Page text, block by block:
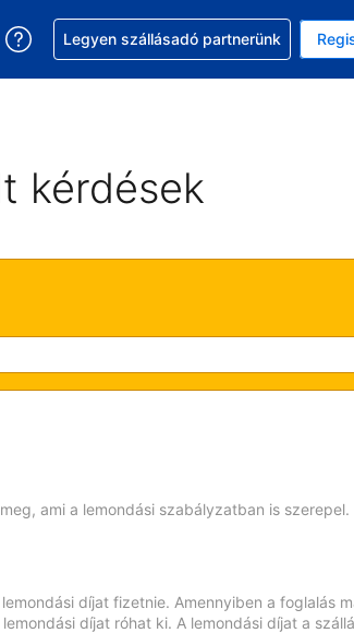
Jelenlegi kiválasztott pénznem:
nyelvet. Jelenleg kiválasztott nyelv:
Segítség a foglalással
Legyen szállásadó partnerünk
kérdések
ami a lemondási szabályzatban is
díjat fizetnie. Amennyiben a foglalás
díjat róhat ki. A lemondási díjat a